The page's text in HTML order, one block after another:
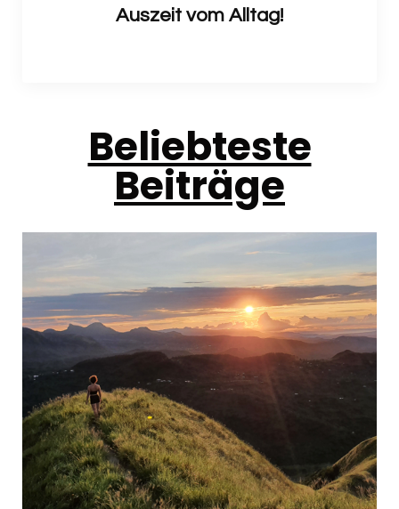
Auszeit vom Alltag!
Beliebteste
Beiträge